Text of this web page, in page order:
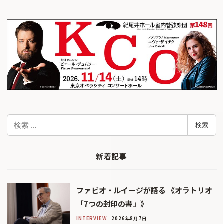
検
検索
新着記事
ファビオ・ルイージが語る 《オラトリオ
「7つの封印の書」》
INTERVIEW 2026年8月7日